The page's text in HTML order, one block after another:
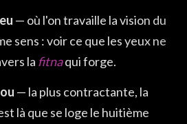
— où l'on travaille la vision du
sens : voir ce que les yeux ne
la fitnaqui forge.
— la plus contractante, la
là que se loge le huitième